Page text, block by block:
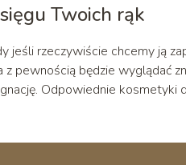
Twoich rąk
rzeczywiście chcemy ją
pewnością będzie wyglądać
Odpowiednie kosmetyki